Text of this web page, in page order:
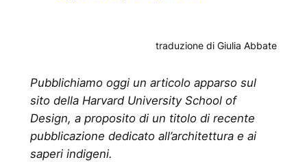
traduzione di Giulia Abbate
Pubblichiamo oggi un articolo apparso sul
sito della Harvard University School of
Design, a proposito di un titolo di recente
pubblicazione dedicato all’architettura e ai
saperi indigeni.